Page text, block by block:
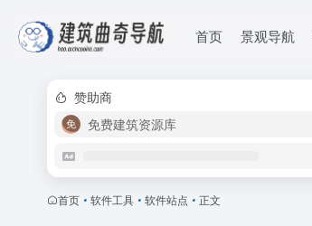
首页 景观导航
赞助商
免费建筑资源库
首页 • 软件工具 • 软件站点 • 正文